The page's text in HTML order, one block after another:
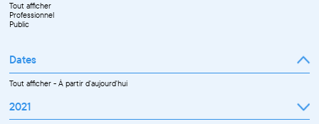
Tout afficher
Professionnel
Public
Dates
Tout afficher-À partir d'aujourd'hui
2021